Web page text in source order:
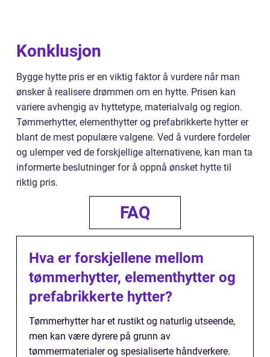
Konklusjon
Bygge hytte pris er en viktig faktor å vurdere når man
ønsker å realisere drømmen om en hytte. Prisen kan
variere avhengig av hyttetype, materialvalg og region.
Tømmerhytter, elementhytter og prefabrikkerte hytter er
blant de mest populære valgene. Ved å vurdere fordeler
og ulemper ved de forskjellige alternativene, kan man ta
informerte beslutninger for å oppnå ønsket hytte til
riktig pris.
FAQ
Hva er forskjellene mellom
tømmerhytter, elementhytter og
prefabrikkerte hytter?
Tømmerhytter har et rustikt og naturlig utseende,
men kan være dyrere på grunn av
tømmermaterialer og spesialiserte håndverkere.